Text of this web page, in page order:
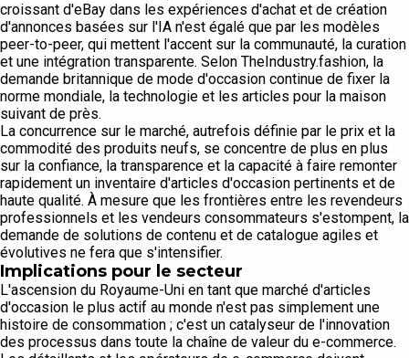
croissant d'eBay dans les expériences d'achat et de création
d'annonces basées sur l'IA n'est égalé que par les modèles
peer-to-peer, qui mettent l'accent sur la communauté, la curation
et une intégration transparente. Selon TheIndustry.fashion, la
demande britannique de mode d'occasion continue de fixer la
norme mondiale, la technologie et les articles pour la maison
suivant de près.
La concurrence sur le marché, autrefois définie par le prix et la
commodité des produits neufs, se concentre de plus en plus
sur la confiance, la transparence et la capacité à faire remonter
rapidement un inventaire d'articles d'occasion pertinents et de
haute qualité. À mesure que les frontières entre les revendeurs
professionnels et les vendeurs consommateurs s'estompent, la
demande de solutions de contenu et de catalogue agiles et
évolutives ne fera que s'intensifier.
Implications pour le secteur
L'ascension du Royaume-Uni en tant que marché d'articles
d'occasion le plus actif au monde n'est pas simplement une
histoire de consommation ; c'est un catalyseur de l'innovation
des processus dans toute la chaîne de valeur du e-commerce.